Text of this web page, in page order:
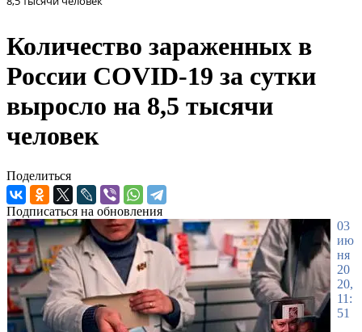
Количество зараженных в
России COVID-19 за сутки
выросло на 8,5 тысячи
человек
Поделиться
Подписаться на обновления
03
ию
ня
20
20,
11:
51